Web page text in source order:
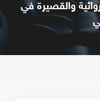
والقصيرة في